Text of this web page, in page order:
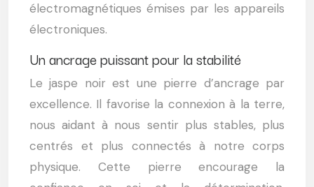
électromagnétiques émises par les appareils
électroniques.
Un ancrage puissant pour la stabilité
Le jaspe noir est une pierre d’ancrage par
excellence. Il favorise la connexion à la terre,
nous aidant à nous sentir plus stables, plus
centrés et plus connectés à notre corps
physique. Cette pierre encourage la